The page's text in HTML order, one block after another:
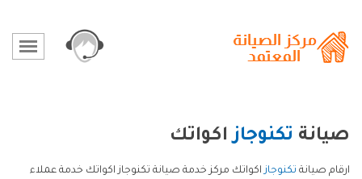
صيانة تكنوجازاكواتك
ارقام صيانة تكنوجازاكواتك مركز خدمة صيانة تكنوجاز اكواتك خدمة عملاء